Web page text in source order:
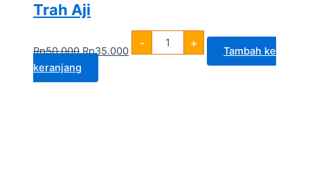
Trah Aji
Rp50.000 Rp35.000
- +
Tambah ke
keranjang